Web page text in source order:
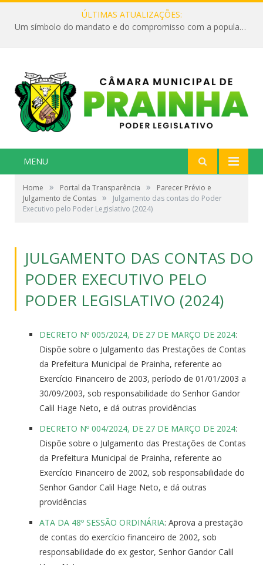
ÚLTIMAS ATUALIZAÇÕES:
Um símbolo do mandato e do compromisso com a população
MENU
Home » Portal da Transparência »
Parecer Prévio e
Julgamento de Contas »
Julgamento das contas do Poder
Executivo pelo Poder Legislativo (2024)
JULGAMENTO DAS CONTAS DO
PODER EXECUTIVO PELO
PODER LEGISLATIVO (2024)
DECRETO Nº 005/2024, DE 27 DE MARÇO DE 2024:
Dispõe sobre o Julgamento das Prestações de Contas
da Prefeitura Municipal de Prainha, referente ao
Exercício Financeiro de 2003, período de 01/01/2003 a
30/09/2003, sob responsabilidade do Senhor Gandor
Calil Hage Neto, e dá outras providências
DECRETO Nº 004/2024, DE 27 DE MARÇO DE 2024:
Dispõe sobre o Julgamento das Prestações de Contas
da Prefeitura Municipal de Prainha, referente ao
Exercício Financeiro de 2002, sob responsabilidade do
Senhor Gandor Calil Hage Neto, e dá outras
providências
ATA DA 48º SESSÃO ORDINÁRIA: Aprova a prestação
de contas do exercício financeiro de 2002, sob
responsabilidade do ex gestor, Senhor Gandor Calil